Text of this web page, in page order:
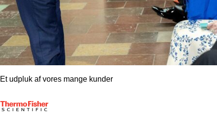
Et udpluk af vores mange kunder